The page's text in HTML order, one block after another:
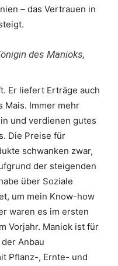
– das Vertrauen in
des Manioks,
Er liefert Erträge auch
Mais. Immer mehr
und verdienen gutes
Die Preise für
schwanken zwar,
der steigenden
über Soziale
um mein Know-how
waren es im ersten
Vorjahr. Maniok ist für
Anbau
Pﬂanz-, Ernte- und